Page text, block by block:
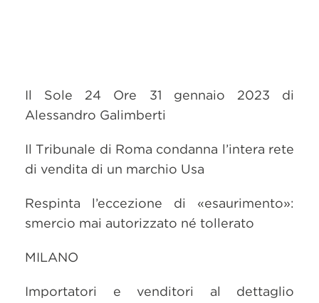
Il Sole 24 Ore 31 gennaio 2023 di
Alessandro Galimberti
Il Tribunale di Roma condanna l’intera rete
di vendita di un marchio Usa
Respinta l’eccezione di «esaurimento»:
smercio mai autorizzato né tollerato
MILANO
Importatori e venditori al dettaglio